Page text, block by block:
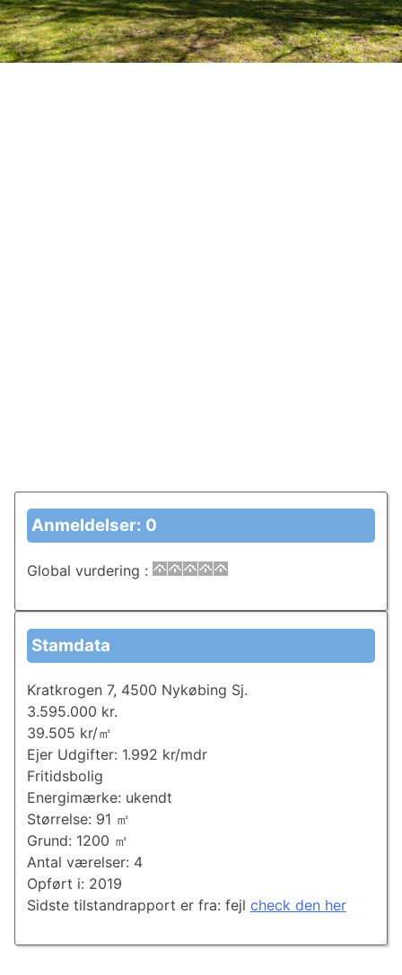
Anmeldelser: 0
Global vurdering :
Stamdata
Kratkrogen 7, 4500 Nykøbing Sj.
3.595.000 kr.
39.505 kr/㎡
Ejer Udgifter: 1.992 kr/mdr
Fritidsbolig
Energimærke: ukendt
Størrelse: 91 ㎡
Grund: 1200 ㎡
Antal værelser: 4
Opført i: 2019
Sidste tilstandrapport er fra: fejl check den her